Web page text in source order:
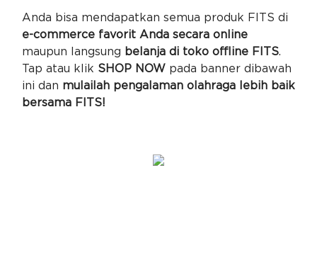
Anda bisa mendapatkan semua produk FITS di
e-commerce favorit Anda secara online
maupun langsung belanja di toko offline FITS.
Tap atau klik SHOP NOW pada banner dibawah
ini dan mulailah pengalaman olahraga lebih baik
bersama FITS!